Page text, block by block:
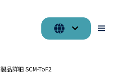
製品詳細 SCM-ToF2